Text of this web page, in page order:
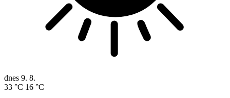
dnes 9. 8.
33 °C 16 °C